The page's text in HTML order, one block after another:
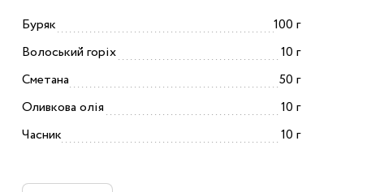
Буряк
100 г
Волоський горіх
10 г
Сметана
50 г
Оливкова олія
10 г
Часник
10 г